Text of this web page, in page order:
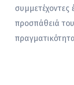
συμμετέχοντες
προσπάθειά